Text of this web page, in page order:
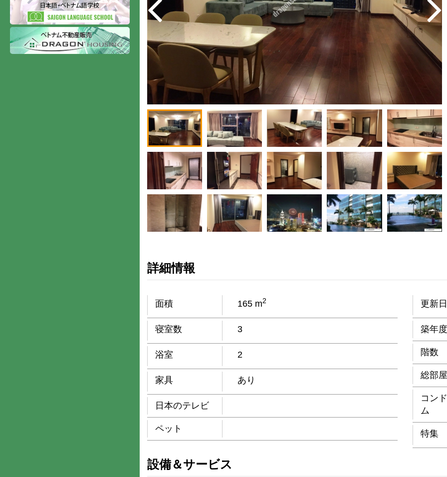
詳細情報
面積 165 m2
寝室数 3
浴室 2
家具 あり
日本のテレビ
ペット
更新日
築年度
階数
総部
コン
ム
特集
設備＆サービス